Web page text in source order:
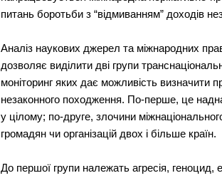
питань боротьби з “відмиванням” доходів
Аналіз наукових джерел та міжнародних
дозволяє виділити дві групи
моніторинг яких дає можливість визначити
незаконного походження. По-перше, це
у цілому; по-друге, злочини
громадян чи організацій двох і більше країн.
До першої групи належать агресія, геноцид,